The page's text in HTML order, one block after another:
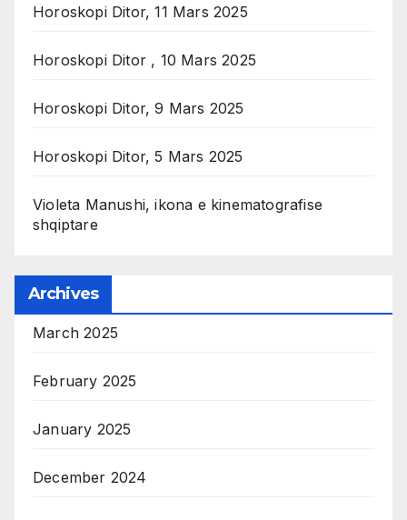
Horoskopi Ditor, 11 Mars 2025
Horoskopi Ditor , 10 Mars 2025
Horoskopi Ditor, 9 Mars 2025
Horoskopi Ditor, 5 Mars 2025
Violeta Manushi, ikona e kinematografise
shqiptare
Archives
March 2025
February 2025
January 2025
December 2024